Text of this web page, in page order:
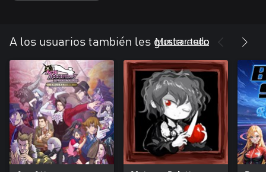
A los usuarios también les gusta esto
Mostrar todo